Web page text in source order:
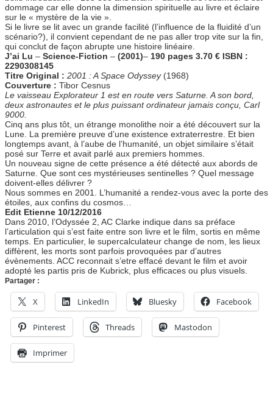
dommage car elle donne la dimension spirituelle au livre et éclaire
sur le « mystère de la vie ».
Si le livre se lit avec un grande facilité (l’influence de la fluidité d’un
scénario?), il convient cependant de ne pas aller trop vite sur la fin,
qui conclut de façon abrupte une histoire linéaire.
J’ai Lu – Science-Fiction – (2001)– 190 pages 3.70 € ISBN :
2290308145
Titre Original : 2001 : A Space Odyssey(1968)
Couverture : Tibor Cesnus
Le vaisseau Explorateur 1 est en route vers Saturne. A son bord,
deux astronautes et le plus puissant ordinateur jamais conçu, Carl
9000.
Cinq ans plus tôt, un étrange monolithe noir a été découvert sur la
Lune. La première preuve d’une existence extraterrestre. Et bien
longtemps avant, à l’aube de l’humanité, un objet similaire s’était
posé sur Terre et avait parlé aux premiers hommes.
Un nouveau signe de cette présence a été détecté aux abords de
Saturne. Que sont ces mystérieuses sentinelles ? Quel message
doivent-elles délivrer ?
Nous sommes en 2001. L’humanité a rendez-vous avec la porte des
étoiles, aux confins du cosmos…
Edit Etienne 10/12/2016
Dans 2010, l’Odyssée 2, AC Clarke indique dans sa préface
l’articulation qui s’est faite entre son livre et le film, sortis en même
temps. En particulier, le supercalculateur change de nom, les lieux
diffèrent, les morts sont parfois provoquées par d’autres
évènements. ACC reconnait s’etre effacé devant le film et avoir
adopté les partis pris de Kubrick, plus efficaces ou plus visuels.
Partager :
X LinkedIn Bluesky Facebook
Pinterest Threads Mastodon
Imprimer